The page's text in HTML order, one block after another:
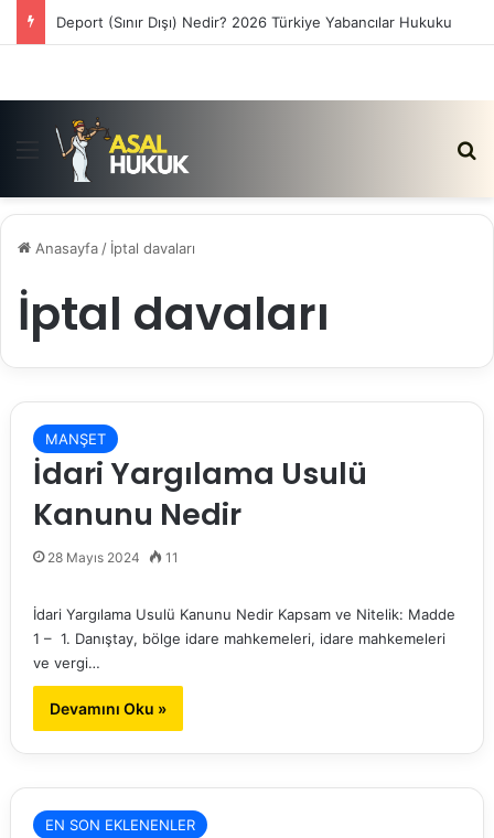
Deport (Sınır Dışı) Nedir? 2026 Türkiye Yabancılar Hukuku
Menü
Anasayfa / İptal davaları
İptal davaları
MANŞET
İdari Yargılama Usulü
Kanunu Nedir
28 Mayıs 2024 11
İdari Yargılama Usulü Kanunu Nedir Kapsam ve Nitelik: Madde
1 – 1. Danıştay, bölge idare mahkemeleri, idare mahkemeleri
ve vergi…
Devamını Oku »
EN SON EKLENENLER